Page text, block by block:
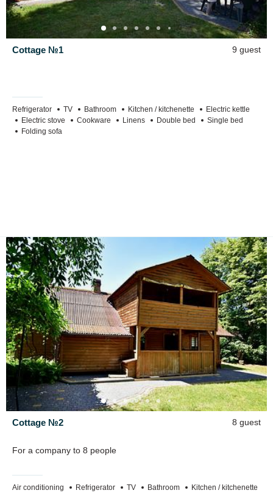
Cottage №1 9 guest
Refrigerator TV Bathroom Kitchen / kitchenette
Electric kettle
Electric stove
Cookware Linens Double bed
Single bed
Folding sofa
Сottage №2 8 guest
For a company to 8 people
Air conditioning Refrigerator TV Bathroom Kitchen / kitchenette